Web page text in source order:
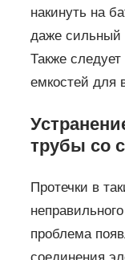
накинуть на
даже сильный
Также
емкостей для
трубы со
Протечки в
проблема